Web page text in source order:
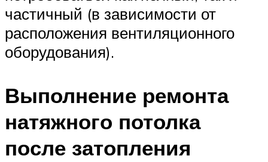
частичный (в зависимости от
расположения вентиляционного
оборудования).
Выполнение ремонта
натяжного потолка
после затопления